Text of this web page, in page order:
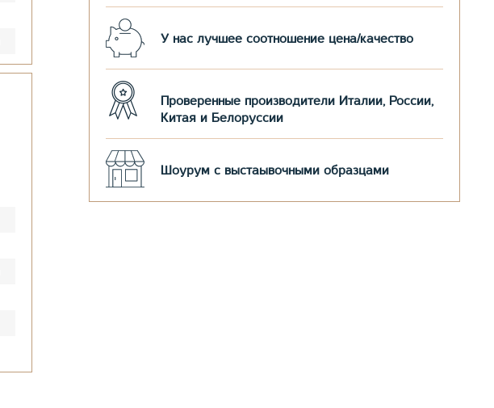
У нас лучшее соотношение цена/качество
Проверенные производители Италии, России,
Китая и Белоруссии
Шоурум с выстаывочными образцами